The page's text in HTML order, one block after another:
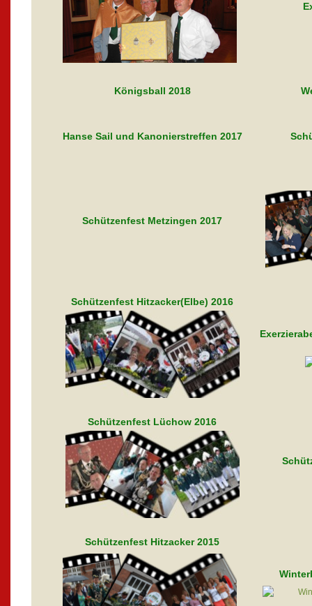
Königsball 2018
Hanse Sail und Kanonierstreffen 2017
Schützenfest Metzingen 2017
Schützenfest Hitzacker(Elbe) 2016
Schützenfest Lüchow 2016
Schützenfest Hitzacker 2015